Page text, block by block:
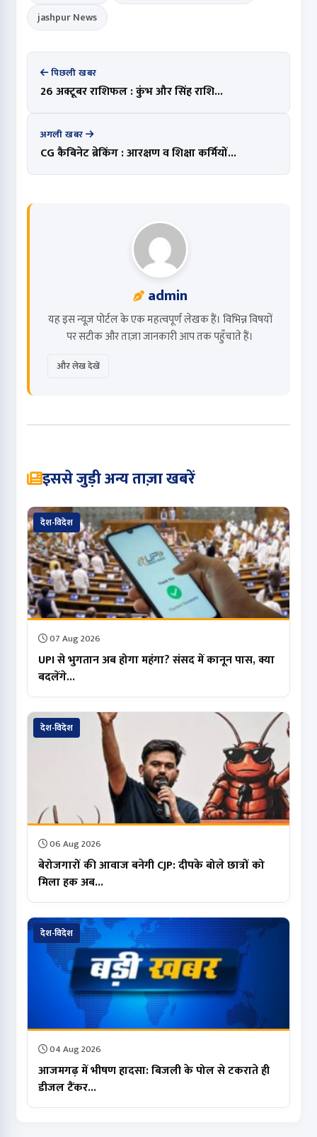
jashpur News
पिछली खबर
26 अक्टूबर राशिफल : कुंभ और सिंह राशि...
अगली खबर
CG कैबिनेट ब्रेकिंग : आरक्षण व शिक्षा कर्मियों...
admin
यह इस न्यूज़ पोर्टल के एक महत्वपूर्ण लेखक हैं। विभिन्न विषयों
पर सटीक और ताज़ा जानकारी आप तक पहुँचाते हैं।
और लेख देखें
इससे जुड़ी अन्य ताज़ा खबरें
देश-विदेश
07 Aug 2026
UPI से भुगतान अब होगा महंगा? संसद में कानून पास, क्या
बदलेंगे...
देश-विदेश
06 Aug 2026
बेरोजगारों की आवाज बनेगी CJP: दीपके बोले छात्रों को
मिला हक अब...
देश-विदेश
04 Aug 2026
आजमगढ़ में भीषण हादसा: बिजली के पोल से टकराते ही
डीजल टैंकर...